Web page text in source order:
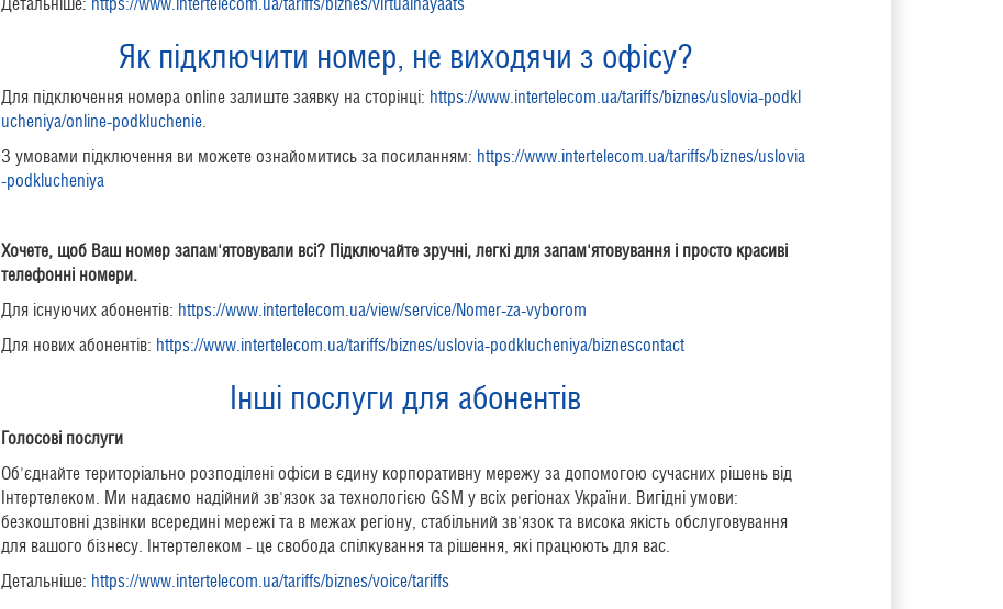
Як підключити номер, не виходячи з офісу?
Для підключення номера online залиште заявку на сторінці: https://www.intertelecom.ua/tariffs/biznes/uslovia-podkl
ucheniya/online-podkluchenie.
З умовами підключення ви можете ознайомитись за посиланням: https://www.intertelecom.ua/tariffs/biznes/uslovia
-podklucheniya
Хочете, щоб Ваш номер запам'ятовували всі? Підключайте зручні, легкі для запам'ятовування і просто красиві
телефонні номери.
Для існуючих абонентів: https://www.intertelecom.ua/view/service/Nomer-za-vyborom
Для нових абонентів: https://www.intertelecom.ua/tariffs/biznes/uslovia-podklucheniya/biznescontact
Інші послуги для абонентів
Голосові послуги
Об'єднайте територіально розподілені офіси в єдину корпоративну мережу за допомогою сучасних рішень від
Інтертелеком. Ми надаємо надійний зв'язок за технологією GSM у всіх регіонах України. Вигідні умови:
безкоштовні дзвінки всередині мережі та в межах регіону, стабільний зв'язок та висока якість обслуговування
для вашого бізнесу. Інтертелеком - це свобода спілкування та рішення, які працюють для вас.
Детальніше: https://www.intertelecom.ua/tariffs/biznes/voice/tariffs